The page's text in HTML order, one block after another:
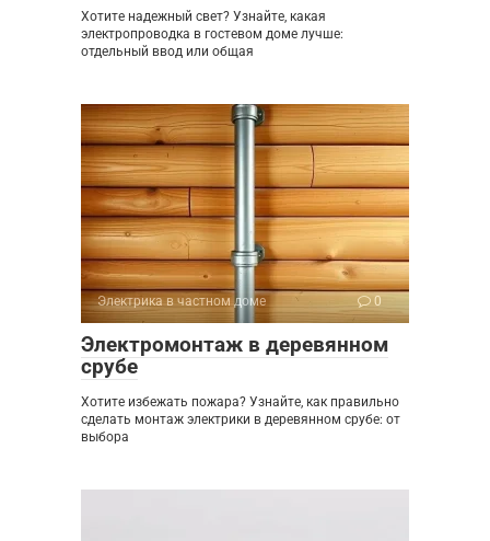
Хотите надежный свет? Узнайте, какая
электропроводка в гостевом доме лучше:
отдельный ввод или общая
Электрика в частном доме 0
Электромонтаж в деревянном
срубе
Хотите избежать пожара? Узнайте, как правильно
сделать монтаж электрики в деревянном срубе: от
выбора